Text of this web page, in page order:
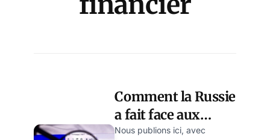
Comment la Russie
a fait face aux
sanctions: le
Nous publions ici, avec